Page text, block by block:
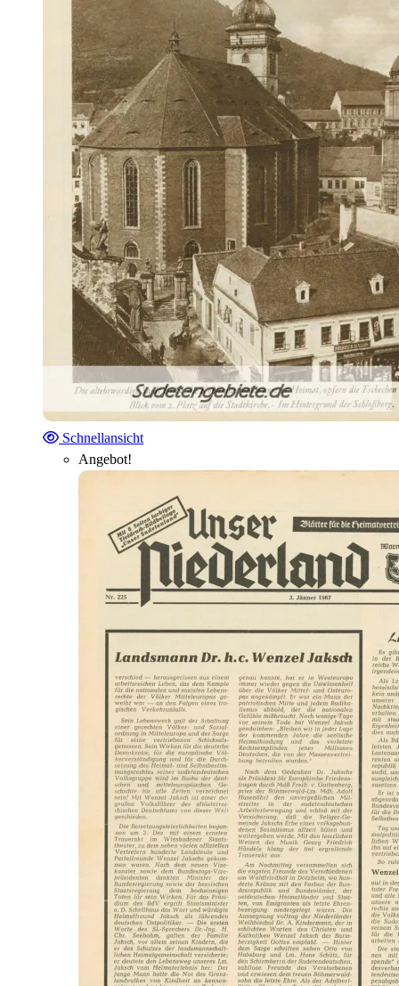
Schnellansicht
Angebot!